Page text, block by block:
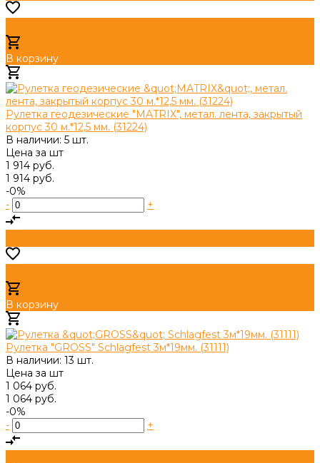
В корзину
Рулетка геодезические "MATRIX", метал. лента, закрытый
корпус 30 м.*12,5 мм. (31224)
В наличии: 5 шт.
Цена за шт
1 914 руб.
1 914 руб.
-0%
-
+
В корзину
Рулетка "GROSS" Schlagfest 3м*19мм. (31111)
В наличии: 13 шт.
Цена за шт
1 064 руб.
1 064 руб.
-0%
-
+